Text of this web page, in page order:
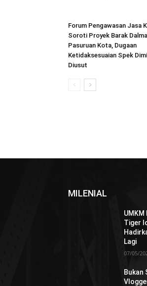
Forum Pengawasan Jasa
Soroti Proyek Barak
Pasuruan Kota, Dugaan
Ketidaksesuaian Spek
Diusut
MILENIAL
Tiger
Lagi
07/05/
Bukan